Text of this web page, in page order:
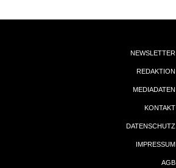
NEWSLETTER
REDAKTION
MEDIADATEN
KONTAKT
DATENSCHUTZ
IMPRESSUM
AGB